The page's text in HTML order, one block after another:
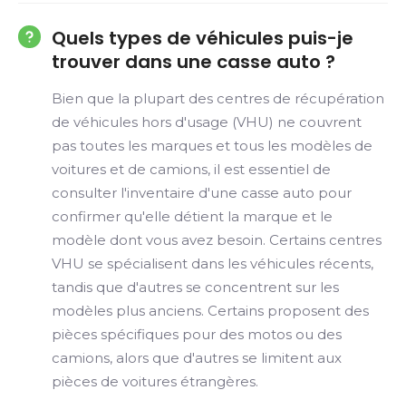
Quels types de véhicules puis-je
trouver dans une casse auto ?
Bien que la plupart des centres de récupération
de véhicules hors d'usage (VHU) ne couvrent
pas toutes les marques et tous les modèles de
voitures et de camions, il est essentiel de
consulter l'inventaire d'une casse auto pour
confirmer qu'elle détient la marque et le
modèle dont vous avez besoin. Certains centres
VHU se spécialisent dans les véhicules récents,
tandis que d'autres se concentrent sur les
modèles plus anciens. Certains proposent des
pièces spécifiques pour des motos ou des
camions, alors que d'autres se limitent aux
pièces de voitures étrangères.